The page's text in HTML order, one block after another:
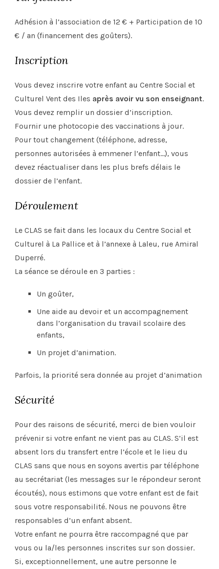
Adhésion à l’association de 12 € + Participation de 10
€ / an (financement des goûters).
Inscription
Vous devez inscrire votre enfant au Centre Social et
Culturel Vent des Iles après avoir vu son enseignant.
Vous devez remplir un dossier d’inscription.
Fournir une photocopie des vaccinations à jour.
Pour tout changement (téléphone, adresse,
personnes autorisées à emmener l’enfant…), vous
devez réactualiser dans les plus brefs délais le
dossier de l’enfant.
Déroulement
Le CLAS se fait dans les locaux du Centre Social et
Culturel à La Pallice et à l’annexe à Laleu, rue Amiral
Duperré.
La séance se déroule en 3 parties :
Un goûter,
Une aide au devoir et un accompagnement
dans l’organisation du travail scolaire des
enfants,
Un projet d’animation.
Parfois, la priorité sera donnée au projet d’animation
Sécurité
Pour des raisons de sécurité, merci de bien vouloir
prévenir si votre enfant ne vient pas au CLAS. S’il est
absent lors du transfert entre l’école et le lieu du
CLAS sans que nous en soyons avertis par téléphone
au secrétariat (les messages sur le répondeur seront
écoutés), nous estimons que votre enfant est de fait
sous votre responsabilité. Nous ne pouvons être
responsables d’un enfant absent.
Votre enfant ne pourra être raccompagné que par
vous ou la/les personnes inscrites sur son dossier.
Si, exceptionnellement, une autre personne le